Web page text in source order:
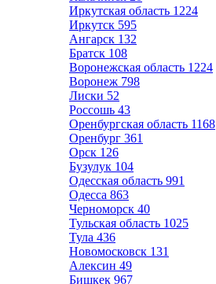
Иркутская область 1224
Иркутск 595
Ангарск 132
Братск 108
Воронежская область 1224
Воронеж 798
Лиски 52
Россошь 43
Оренбургская область 1168
Оренбург 361
Орск 126
Бузулук 104
Одесская область 991
Одесса 863
Черноморск 40
Тульская область 1025
Тула 436
Новомосковск 131
Алексин 49
Бишкек 967